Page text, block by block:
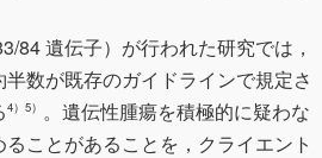
84 遺伝子）が行われた研究では，
数が既存のガイドラインで規定さ
4）5） 。遺伝性腫瘍を積極的に疑わな
ことがあることを，クライエント